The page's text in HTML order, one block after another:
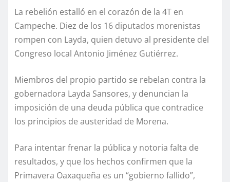
La rebelión estalló en el corazón de la 4T en
Campeche. Diez de los 16 diputados morenistas
rompen con Layda, quien detuvo al presidente del
Congreso local Antonio Jiménez Gutiérrez.
Miembros del propio partido se rebelan contra la
gobernadora Layda Sansores, y denuncian la
imposición de una deuda pública que contradice
los principios de austeridad de Morena.
Para intentar frenar la pública y notoria falta de
resultados, y que los hechos confirmen que la
Primavera Oaxaqueña es un “gobierno fallido”,